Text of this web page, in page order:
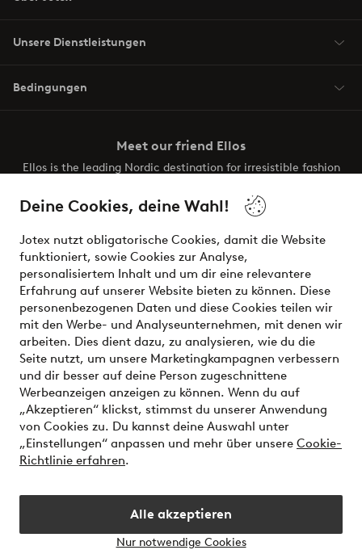
Deine Cookies, deine Wahl!
Jotex nutzt obligatorische Cookies, damit die Website
funktioniert, sowie Cookies zur Analyse,
personalisiertem Inhalt und um dir eine relevantere
Erfahrung auf unserer Website bieten zu können. Diese
personenbezogenen Daten und diese Cookies teilen wir
mit den Werbe- und Analyseunternehmen, mit denen wir
arbeiten. Dies dient dazu, zu analysieren, wie du die
Seite nutzt, um unsere Marketingkampagnen verbessern
und dir besser auf deine Person zugeschnittene
Werbeanzeigen anzeigen zu können. Wenn du auf
„Akzeptieren“ klickst, stimmst du unserer Anwendung
von Cookies zu. Du kannst deine Auswahl unter
„Einstellungen“ anpassen und mehr über unsere Cookie-
Richtlinie erfahren.
Alle akzeptieren
Nur notwendige Cookies
Unsere Dienstleistungen
Bedingungen
Meet our friend Ellos
Ellos is the leading Nordic destination for irresistible fashion
the latest trends, curated to make finding your next look
effortless. It’s all here.
Visit Ellos
Sichere Zahlungen - Jetzt bezahlen oder aufteilen
Möchtest du mehr über unsere
Zahlungsmöglichkeitenerfahren?